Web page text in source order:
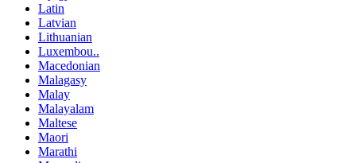
Latin
Latvian
Lithuanian
Luxembou..
Macedonian
Malagasy
Malay
Malayalam
Maltese
Maori
Marathi